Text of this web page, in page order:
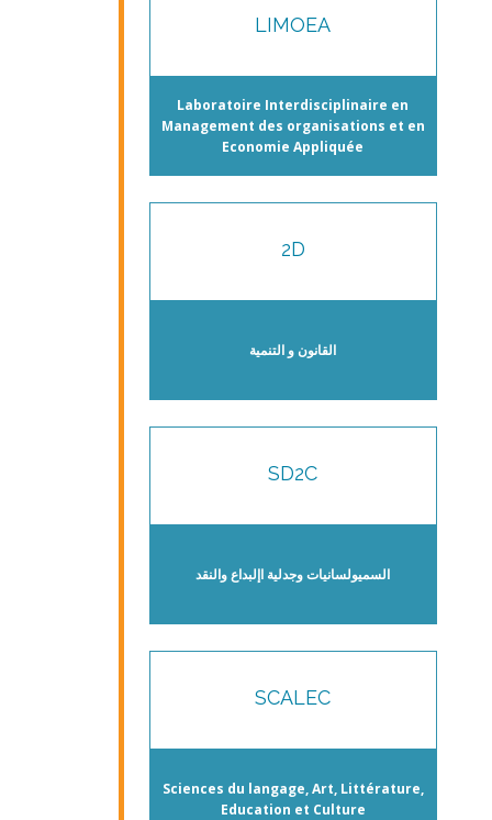
LIMOEA
Laboratoire Interdisciplinaire en
Management des organisations et en
Economie Appliquée
2D
القانون و التنمية
SD2C
السميولسانيات وجدلية اإلبداع والنقد
SCALEC
Sciences du langage, Art, Littérature,
Education et Culture